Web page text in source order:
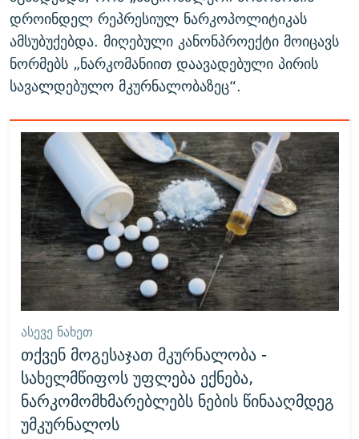
დროინდელ რეპრესიულ ნარკოპოლიტიკას
ამსუბუქებდა. მიღებული კანონპროექტი მოიცავს
ნორმებს „ნარკომანიით დაავადებული პირის
სავალდებულო მკურნალობაზეც“.
ᲐᲡᲔᲕᲔ ᲜᲐᲮᲔᲗ
თქვენ მოგესაჯათ მკურნალობა -
სახელმწიფოს უფლება ექნება,
ნარკომომხმარებლებს ნების წინააღმდეგ
უმკურნალოს